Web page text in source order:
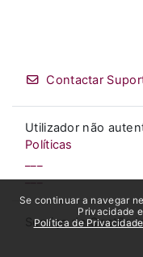
Se continuar a navegar
Privacidade
Política de
Contactar
Utilizador não
Políticas
___
Serviço de Gestão